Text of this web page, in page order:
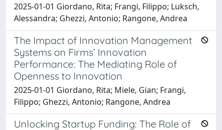
2025-01-01 Giordano, Rita; Frangi, Filippo; Luksch,
Alessandra; Ghezzi, Antonio; Rangone, Andrea
The Impact of Innovation Management
Systems on Firms’ Innovation
Performance: The Mediating Role of
Openness to Innovation
2025-01-01 Giordano, Rita; Miele, Gian; Frangi,
Filippo; Ghezzi, Antonio; Rangone, Andrea
Unlocking Startup Funding: The Role of